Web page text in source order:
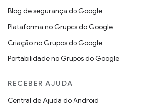
Blog de segurança do Google
Plataforma no Grupos do Google
Criação no Grupos do Google
Portabilidade no Grupos do Google
RECEBER AJUDA
Central de Ajuda do Android